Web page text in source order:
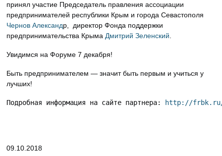
принял участие Председатель правления ассоциации
предпринимателей республики Крым и города Севастополя
Чернов Александр, директор Фонда поддержки
предпринимательства КрымаДмитрий Зеленский.
Увидимся на Форуме 7 декабря!
Быть предпринимателем — значит быть первым и учиться у
лучших!
Подробная информация на сайте партнера: http://
09.10.2018